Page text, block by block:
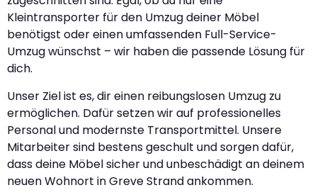
Kleintransporter für den Umzug deiner Möbel
benötigst oder einen umfassenden Full-Service-
Umzug wünschst – wir haben die passende Lösung für
dich.
Unser Ziel ist es, dir einen reibungslosen Umzug zu
ermöglichen. Dafür setzen wir auf professionelles
Personal und modernste Transportmittel. Unsere
Mitarbeiter sind bestens geschult und sorgen dafür,
dass deine Möbel sicher und unbeschädigt an deinem
neuen Wohnort in Greve Strand ankommen.